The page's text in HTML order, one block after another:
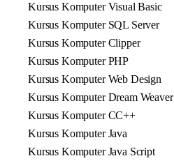
Kursus Komputer Visual Basic
Kursus Komputer SQL Server
Kursus Komputer Clipper
Kursus Komputer PHP
Kursus Komputer Web Design
Kursus Komputer Dream Weaver
Kursus Komputer CC++
Kursus Komputer Java
Kursus Komputer Java Script